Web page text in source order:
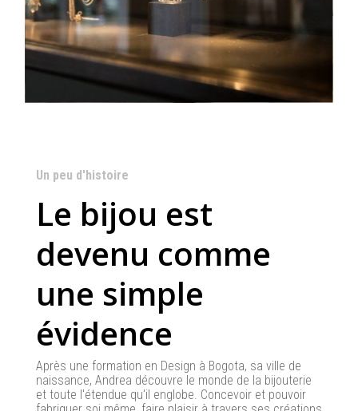
Un peu d'histoire
Le bijou est
devenu comme
une simple
évidence
Après une formation en Design à Bogota, sa ville de
naissance, Andrea découvre le monde de la bijouterie
et toute l'étendue qu'il englobe. Concevoir et pouvoir